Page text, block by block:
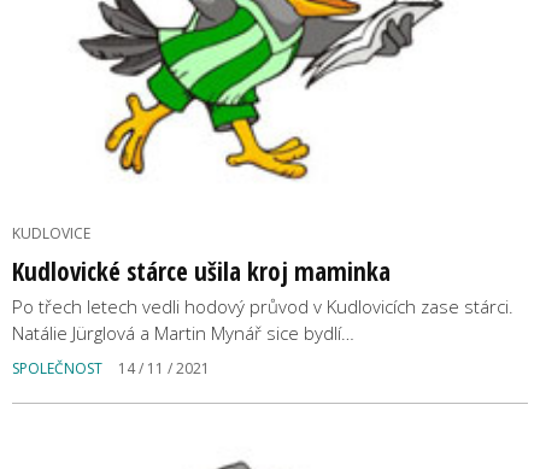
KUDLOVICE
Kudlovické stárce ušila kroj maminka
Po třech letech vedli hodový průvod v Kudlovicích zase stárci.
Natálie Jürglová a Martin Mynář sice bydlí…
SPOLEČNOST 14 / 11 / 2021